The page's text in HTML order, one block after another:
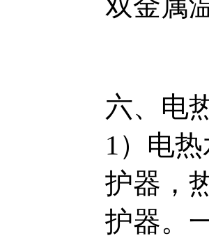
六、电
1）电
护器，
护器。